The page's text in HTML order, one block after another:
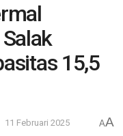
15,5
11 Februari 2025 AA